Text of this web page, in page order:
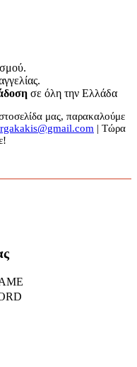
σε όλη την Ελλάδα
μας, παρακαλούμε
| Τώρα